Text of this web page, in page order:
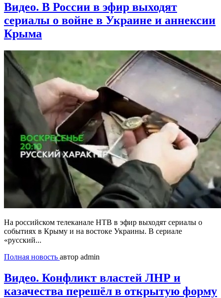
Видео. В России в эфир выходят
сериалы о войне в Украине и аннексии
Крыма
На российском телеканале НТВ в эфир выходят сериалы о
событиях в Крыму и на востоке Украины. В сериале
«русский...
Полная новость автор admin
Видео. Конфликт властей ЛНР и
казачества перешёл в открытую форму